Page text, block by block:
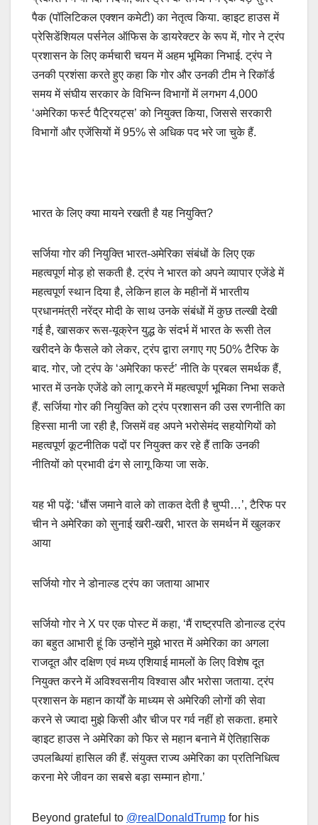
पैक (पॉलिटिकल एक्शन कमेटी) का नेतृत्व किया. व्हाइट हाउस में
प्रेसिडेंशियल पर्सनेल ऑफिस के डायरेक्टर के रूप में, गोर ने ट्रंप
प्रशासन के लिए कर्मचारी चयन में अहम भूमिका निभाई. ट्रंप ने
उनकी प्रशंसा करते हुए कहा कि गोर और उनकी टीम ने रिकॉर्ड
समय में संघीय सरकार के विभिन्न विभागों में लगभग 4,000
‘अमेरिका फर्स्ट पैट्रियट्स’ को नियुक्त किया, जिससे सरकारी
विभागों और एजेंसियों में 95% से अधिक पद भरे जा चुके हैं.
भारत के लिए क्या मायने रखती है यह नियुक्ति?
सर्जिया गोर की नियुक्ति भारत-अमेरिका संबंधों के लिए एक
महत्वपूर्ण मोड़ हो सकती है. ट्रंप ने भारत को अपने व्यापार एजेंडे में
महत्वपूर्ण स्थान दिया है, लेकिन हाल के महीनों में भारतीय
प्रधानमंत्री नरेंद्र मोदी के साथ उनके संबंधों में कुछ तल्खी देखी
गई है, खासकर रूस-यूक्रेन युद्ध के संदर्भ में भारत के रूसी तेल
खरीदने के फैसले को लेकर, ट्रंप द्वारा लगाए गए 50% टैरिफ के
बाद. गोर, जो ट्रंप के ‘अमेरिका फर्स्ट’ नीति के प्रबल समर्थक हैं,
भारत में उनके एजेंडे को लागू करने में महत्वपूर्ण भूमिका निभा सकते
हैं. सर्जिया गोर की नियुक्ति को ट्रंप प्रशासन की उस रणनीति का
हिस्सा मानी जा रही है, जिसमें वह अपने भरोसेमंद सहयोगियों को
महत्वपूर्ण कूटनीतिक पदों पर नियुक्त कर रहे हैं ताकि उनकी
नीतियों को प्रभावी ढंग से लागू किया जा सके.
यह भी पढ़ें: ‘धौंस जमाने वाले को ताकत देती है चुप्पी…’, टैरिफ पर
चीन ने अमेरिका को सुनाई खरी-खरी, भारत के समर्थन में खुलकर
आया
सर्जियो गोर ने डोनाल्ड ट्रंप का जताया आभार
सर्जियो गोर ने X पर एक पोस्ट में कहा, ‘मैं राष्ट्रपति डोनाल्ड ट्रंप
का बहुत आभारी हूं कि उन्होंने मुझे भारत में अमेरिका का अगला
राजदूत और दक्षिण एवं मध्य एशियाई मामलों के लिए विशेष दूत
नियुक्त करने में अविश्वसनीय विश्वास और भरोसा जताया. ट्रंप
प्रशासन के महान कार्यों के माध्यम से अमेरिकी लोगों की सेवा
करने से ज्यादा मुझे किसी और चीज पर गर्व नहीं हो सकता. हमारे
व्हाइट हाउस ने अमेरिका को फिर से महान बनाने में ऐतिहासिक
उपलब्धियां हासिल की हैं. संयुक्त राज्य अमेरिका का प्रतिनिधित्व
करना मेरे जीवन का सबसे बड़ा सम्मान होगा.’
Beyond grateful to @realDonaldTrump for his